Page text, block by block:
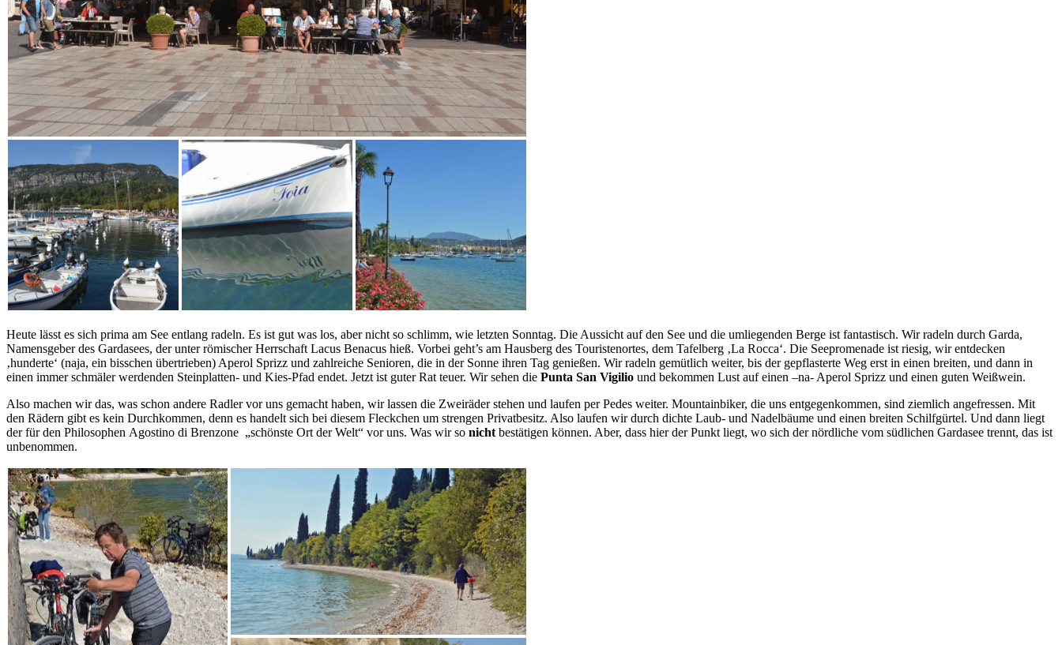
Heute lässt es sich prima am See entlang radeln. Es ist gut was los, aber nicht so schlimm, wie letzten Sonntag. Die Aussicht auf den See und die umliegenden Berge ist fantastisch. Wir radeln durch Garda,
Namensgeber des Gardasees, der unter römischer Herrschaft Lacus Benacus hieß. Vorbei geht’s am Hausberg des Touristenortes, dem Tafelberg ‚La Rocca‘. Die Seepromenade ist riesig, wir entdecken
‚hunderte‘ (naja, ein bisschen übertrieben) Aperol Sprizz und zahlreiche Senioren, die in der Sonne ihren Tag genießen. Wir radeln gemütlich weiter, bis der gepflasterte Weg erst in einen breiten, und dann in
einen immer schmäler werdenden Steinplatten- und Kies-Pfad endet. Jetzt ist guter Rat teuer. Wir sehen die Punta San Vigilio und bekommen Lust auf einen –na- Aperol Sprizz und einen guten Weißwein.
Also machen wir das, was schon andere Radler vor uns gemacht haben, wir lassen die Zweiräder stehen und laufen per Pedes weiter. Mountainbiker, die uns entgegenkommen, sind ziemlich angefressen. Mit
den Rädern gibt es kein Durchkommen, denn es handelt sich bei diesem Fleckchen um strengen Privatbesitz. Also laufen wir durch dichte Laub- und Nadelbäume und einen breiten Schilfgürtel. Und dann liegt
der für den Philosophen Agostino di Brenzone „schönste Ort der Welt“ vor uns. Was wir so nicht bestätigen können. Aber, dass hier der Punkt liegt, wo sich der nördliche vom südlichen Gardasee trennt, das ist
unbenommen.